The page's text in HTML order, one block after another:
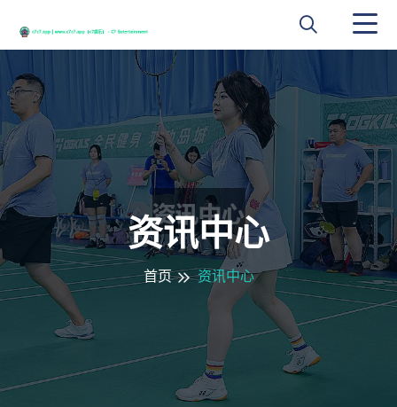
资讯中心
首页 资讯中心